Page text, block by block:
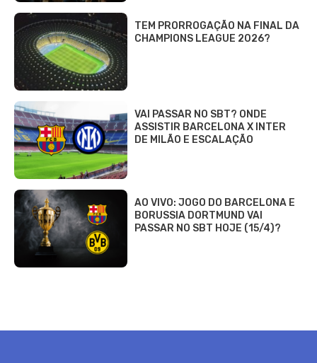
TEM PRORROGAÇÃO NA FINAL DA
CHAMPIONS LEAGUE 2026?
VAI PASSAR NO SBT? ONDE
ASSISTIR BARCELONA X INTER
DE MILÃO E ESCALAÇÃO
AO VIVO: JOGO DO BARCELONA E
BORUSSIA DORTMUND VAI
PASSAR NO SBT HOJE (15/4)?